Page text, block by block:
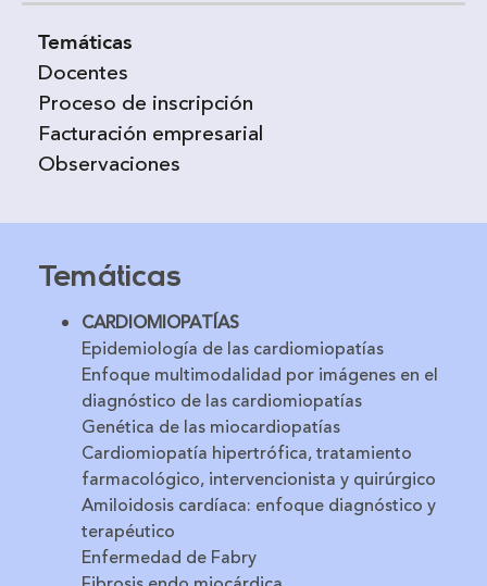
Temáticas
Docentes
Proceso de inscripción
Facturación empresarial
Observaciones
Temáticas
CARDIOMIOPATÍAS
Epidemiología de las cardiomiopatías
Enfoque multimodalidad por imágenes en el
diagnóstico de las cardiomiopatías
Genética de las miocardiopatías
Cardiomiopatía hipertrófica, tratamiento
farmacológico, intervencionista y quirúrgico
Amiloidosis cardíaca: enfoque diagnóstico y
terapéutico
Enfermedad de Fabry